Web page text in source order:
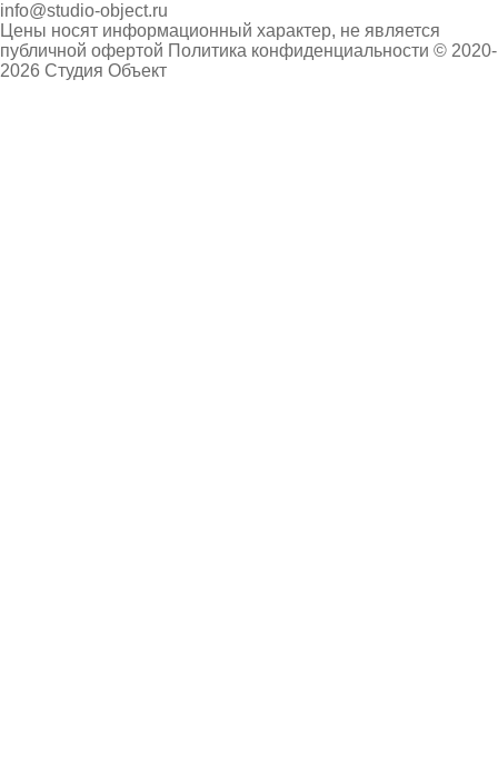
info@studio-object.ru
Цены носят информационный характер, не является
публичной офертой Политика конфиденциальности © 2020-
2026 Студия Объект